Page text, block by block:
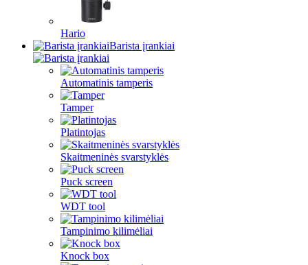
Hario
Barista įrankiai
Automatinis tamperis
Tamper
Platintojas
Skaitmeninės svarstyklės
Puck screen
WDT tool
Tampinimo kilimėliai
Knock box